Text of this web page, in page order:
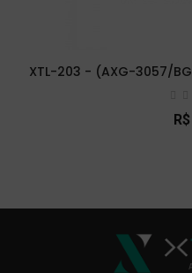
XTL-203 - (AXG-3057/